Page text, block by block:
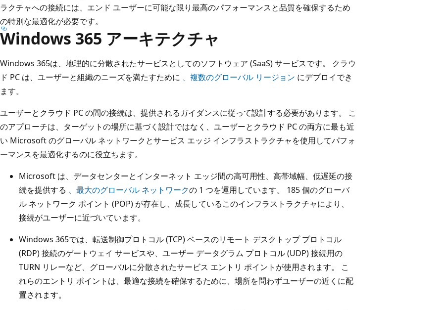
ラクチャへの接続には、エンド ユーザーに可能な限り最高のパフォーマンスと品質を確保するため
の特別な最適化が必要です。
Windows 365 アーキテクチャ
Windows 365は、地理的に分散されたサービスとしてのソフトウェア (SaaS) サービスです。 クラウ
ド PC は、ユーザーと組織のニーズを満たすために 、複数のグローバル リージョン にデプロイでき
ます。
ユーザーとクラウド PC の間の接続は、提供されるガイダンスに従って設計する必要があります。 こ
のアプローチは、ターゲットの場所に基づく設計ではなく、ユーザーとクラウド PC の両方に最も近
い Microsoft のグローバル ネットワークとサービス エッジ インフラストラクチャを使用してパフォ
ーマンスを最適化するのに役立ちます。
Microsoft は、データセンターとインターネット エッジ間の高可用性、高帯域幅、低遅延の接
続を提供する 、最大のグローバル ネットワークの 1 つを運用しています。 185 個のグローバ
ル ネットワーク ポイント (POP) が存在し、成長しているこのインフラストラクチャにより、
接続がユーザーに近づいています。
Windows 365では、転送制御プロトコル (TCP) ベースのリモート デスクトップ プロトコル
(RDP) 接続のゲートウェイ サービスや、ユーザー データグラム プロトコル (UDP) 接続用の
TURN リレーなど、グローバルに分散されたサービス エントリ ポイントが使用されます。 こ
れらのエントリ ポイントは、最適な接続を確保するために、場所を問わずユーザーの近くに配
置されます。